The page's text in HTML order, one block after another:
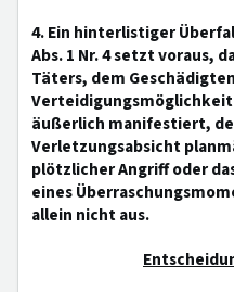
4. Ein hinterlistiger
Abs. 1 Nr. 4 setzt voraus,
Täters, dem
äußerlich manifestiert,
Verletzungsabsicht
plötzlicher Angriff oder
eines
allein nicht aus.